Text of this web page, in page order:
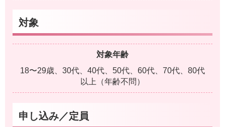
対象
対象年齢
18〜29歳、30代、40代、50代、60代、70代、80代
以上（年齢不問）
申し込み／定員